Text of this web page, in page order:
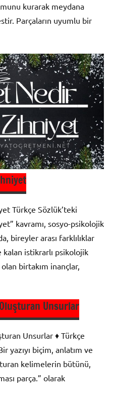
kurarak meydana
Parçaların uyumlu bir
Türkçe Sözlük’teki
kavramı, sosyo-psikolojik
bireyler arası farklılıklar
kalan istikrarlı psikolojik
birtakım inançlar,
Unsurlar
Unsurlar ♦ Türkçe
yazıyı biçim, anlatım ve
kelimelerin bütünü,
parça.” olarak